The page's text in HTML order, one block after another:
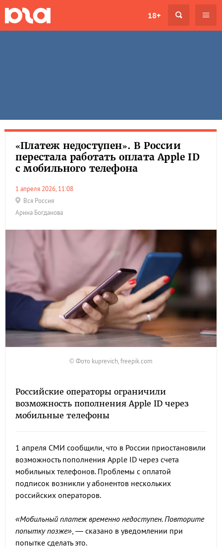
18+
«Платеж недоступен». В России
перестала работать оплата Apple ID
с мобильного телефона
1 апреля 2026, 11:08
Вся Россия
Арина Богданова
© Фото kuprevich, freepik.com
Российские операторы ограничили
возможность пополнения Apple ID через
мобильные телефоны
1 апреля СМИ сообщили, что в России приостановили
возможность пополнения Apple ID через счета
мобильных телефонов. Проблемы с оплатой
подписок возникли у абонентов нескольких
российских операторов.
«Мобильный платеж временно недоступен. Повторите
попытку позже», — сказано в уведомлении при
попытке сделать это.